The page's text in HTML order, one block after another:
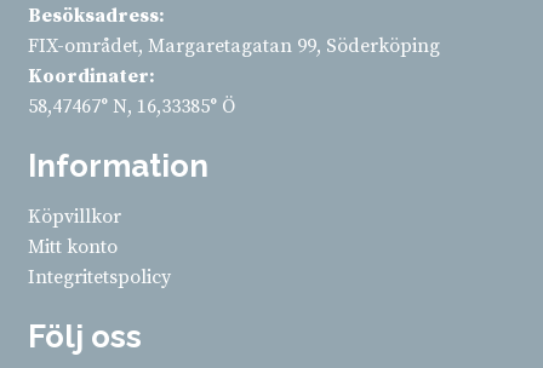
Besöksadress:
FIX-området, Margaretagatan 99, Söderköping
Koordinater:
58,47467° N, 16,33385° Ö
Information
Köpvillkor
Mitt konto
Integritetspolicy
Följ oss